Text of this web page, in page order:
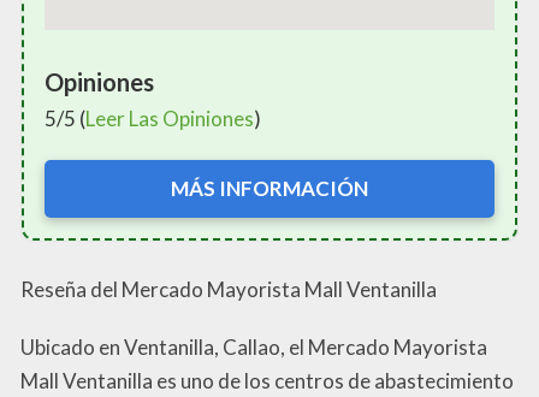
Opiniones
5/5 (Leer Las Opiniones)
MÁS INFORMACIÓN
Reseña del Mercado Mayorista Mall Ventanilla
Ubicado en Ventanilla, Callao, el Mercado Mayorista
Mall Ventanilla es uno de los centros de abastecimiento